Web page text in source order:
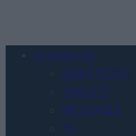
Urządzenia
SMARTFONY
TABLETY
WEARABLE
TV